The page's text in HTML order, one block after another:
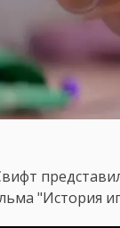
"История